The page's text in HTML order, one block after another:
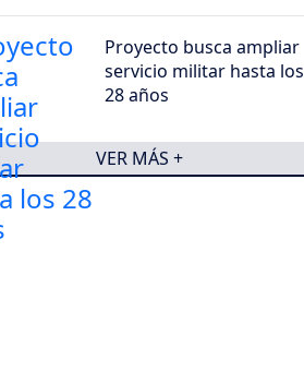
Proyecto busca ampliar
servicio militar hasta los
28 años
VER MÁS +